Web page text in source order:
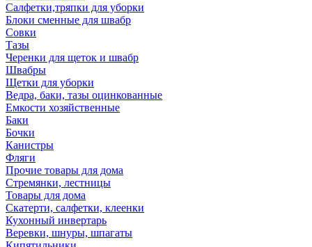
Салфетки,тряпки для уборки
Блоки сменные для швабр
Совки
Тазы
Черенки для щеток и швабр
Швабры
Щетки для уборки
Ведра, баки, тазы оцинкованные
Емкости хозяйственные
Баки
Бочки
Канистры
Фляги
Прочие товары для дома
Стремянки, лестницы
Товары для дома
Скатерти, салфетки, клеенки
Кухонный инвертарь
Веревки, шнуры, шпагаты